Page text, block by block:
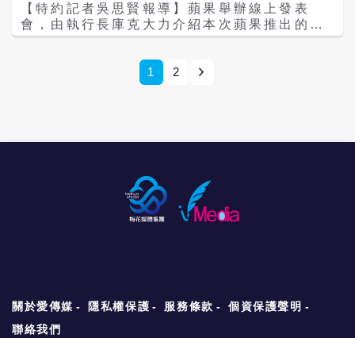
【特約記者吳思賢報導】蘋果舉辦線上發表
會，由執行長庫克大力介紹本次蘋果推出的兩
項力推產品：HomePod Mini以及全球果粉期
說，iPhone 12是第一個支援「毫米波」
（mmWave）技術的手機，這是美國所採用的
上，不管是sub-6或者高頻mmWave都是
5G，只是所使用的central frequency不同。
有的手機只支援其中的一種技術，例如僅有支
1 2
關於愛傳媒 隱私權保護 服務條款
個資保護聲明
聯絡我們